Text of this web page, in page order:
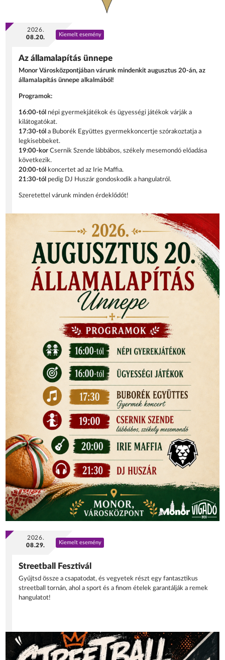
2026.
08.20.
Kiemelt esemény
Az államalapítás ünnepe
Monor Városközpontjában várunk mindenkit augusztus 20-án, az
államalapítás ünnepe alkalmából!
Programok:
16:00-tól népi gyermekjátékok és ügyességi játékok várják a
kilátogatókat.
17:30-tól a Buborék Együttes gyermekkoncertje szórakoztatja a
legkisebbeket.
19:00-korCsernik Szende lábbábos, székely mesemondó előadása
következik.
20:00-tól
koncertet ad az Irie Maffia.
21:30-tól pedig DJ Huszár gondoskodik a hangulatról.
Szeretettel várunk minden érdeklődőt!
2026.
08.29.
Kiemelt esemény
Streetball Fesztivál
Gyűjtsd össze a csapatodat, és vegyetek részt egy fantasztikus
streetball tornán, ahol a sport és a finom ételek garantálják a remek
hangulatot!